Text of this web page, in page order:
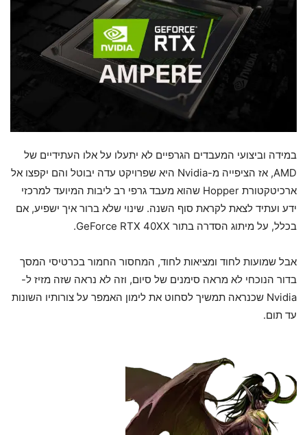
במידה וביצועי המעבדים הגרפיים לא יתעלו על אלו העתידיים של
AMD, אז הציפייה מ-Nvidia היא שפרויקט עדה יבוטל והם יקפצו אל
ארכיטקטורת Hopper שהוא מעבד גרפי רב ליבות המיועד למרכזי
ידע ועתיד לצאת לקראת סוף השנה. שינוי שלא ברור איך ישפיע, אם
בכלל, על מיתוג הסדרה בתור GeForce RTX 40XX.
אבל שמועות לחוד ומציאות לחוד, המחסור החמור בכרטיסי המסך
בדור הנוכחי לא מראה סימנים של סיום, וזה לא נראה שזה מזיז ל-
Nvidia שכנראה תמשיך לסחוט את לימון האמפר על צורותיו השונות
עד תום.